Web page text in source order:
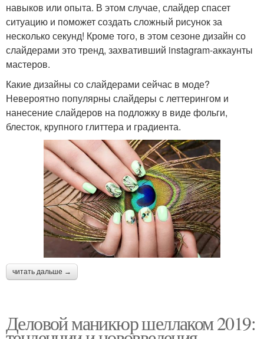
навыков или опыта. В этом случае, слайдер спасет
ситуацию и поможет создать сложный рисунок за
несколько секунд! Кроме того, в этом сезоне дизайн со
слайдерами это тренд, захвативший instagram-аккаунты
мастеров.
Какие дизайны со слайдерами сейчас в моде?
Невероятно популярны слайдеры с леттерингом и
нанесение слайдеров на подложку в виде фольги,
блесток, крупного глиттера и градиента.
читать дальше →
Деловой маникюр шеллаком 2019: